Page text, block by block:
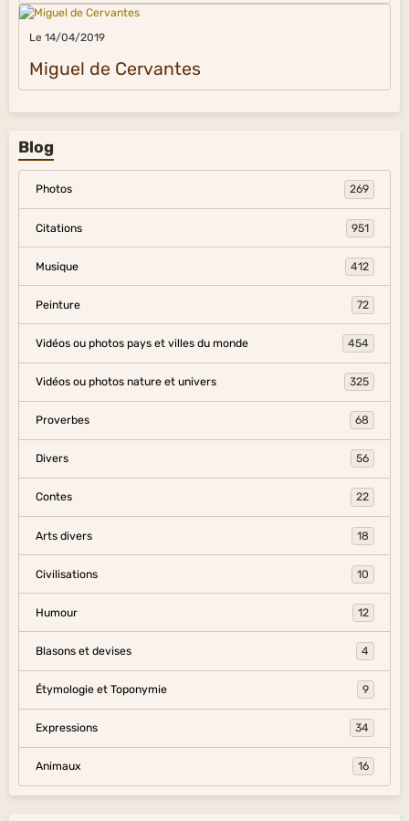
Le 14/04/2019
Miguel de Cervantes
Blog
Photos 269
Citations 951
Musique 412
Peinture 72
Vidéos ou photos pays et villes du monde 454
Vidéos ou photos nature et univers 325
Proverbes 68
Divers 56
Contes 22
Arts divers 18
Civilisations 10
Humour 12
Blasons et devises 4
Étymologie et Toponymie 9
Expressions 34
Animaux 16